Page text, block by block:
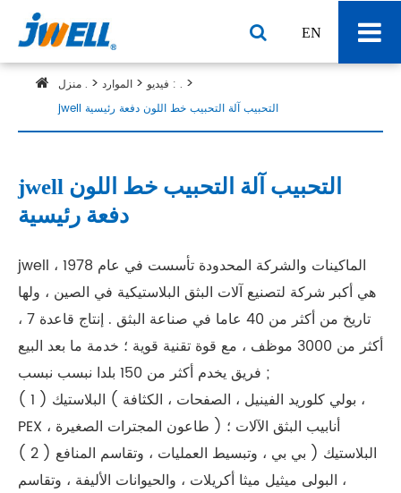
EN
منزل . الموارد
فيديو : .
jwell التحبيب آلة التحبيب خط اللون دفعة رئيسية
jwell التحبيب آلة التحبيب خط اللون
دفعة رئيسية
jwell الماكينات والشركة المحدودة تأسست في عام 1978 ،
هي أكبر شركة لتصنيع آلات البثق البلاستيكية في الصين ، ولها
تاريخ من أكثر من 40 عاما في صناعة البثق . إنتاج قاعدة 7 ،
أكثر من 3000 موظف ، مع قوة تقنية قوية ؛ خدمة ما بعد البيع
فريق يخدم أكثر من 150 بلدا نبسب نبسب ;
( 1 ) البلاستيك ( بولي كلوريد الفينيل ، الصفحات ، الكثافة ،
PEX ، طاعون المجترات الصغيرة ) أنابيب البثق الآلات ؛
( 2 ) البلاستيك ( بي بي ، وتبسيط العمليات ، وتقاسم المنافع
، البولى ميثيل ميثا أكريلات ، والحيوانات الأليفة ، وتقاسم